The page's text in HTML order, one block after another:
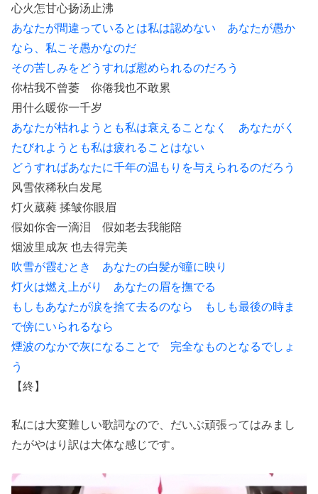
心火怎甘心扬汤止沸
あなたが間違っているとは私は認めない あなたが愚か
なら、私こそ愚かなのだ
その苦しみをどうすれば慰められるのだろう
你枯我不曾萎 你倦我也不敢累
用什么暖你一千岁
あなたが枯れようとも私は衰えることなく あなたがく
たびれようとも私は疲れることはない
どうすればあなたに千年の温もりを与えられるのだろう
风雪依稀秋白发尾
灯火葳蕤 揉皱你眼眉
假如你舍一滴泪 假如老去我能陪
烟波里成灰 也去得完美
吹雪が霞むとき あなたの白髪が瞳に映り
灯火は燃え上がり あなたの眉を撫でる
もしもあなたが涙を捨て去るのなら もしも最後の時ま
で傍にいられるなら
煙波のなかで灰になることで 完全なものとなるでしょ
う
【終】
私には大変難しい歌詞なので、だいぶ頑張ってはみまし
たがやはり訳は大体な感じです。